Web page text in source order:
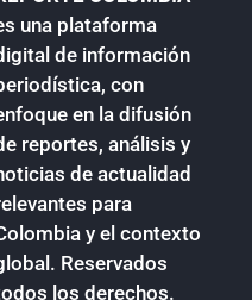
una plataforma
de información
con
en la difusión
reportes, análisis y
de actualidad
para
y el contexto
Reservados
los derechos.